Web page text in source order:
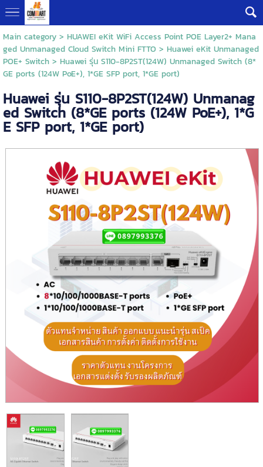
Main category> HUAWEI eKit WiFi Access Point POE Layer2+ Mana
ged Unmanaged Cloud Switch Mini FTTO > Huawei eKit Unmanaged
POE+ Switch> Huawei รุ่น S110-8P2ST(124W) Unmanaged Switch (8*
GE ports (124W PoE+), 1*GE SFP port, 1*GE port)
Huawei รุ่น S110-8P2ST(124W) Unmanag
ed Switch (8*GE ports (124W PoE+), 1*G
E SFP port, 1*GE port)